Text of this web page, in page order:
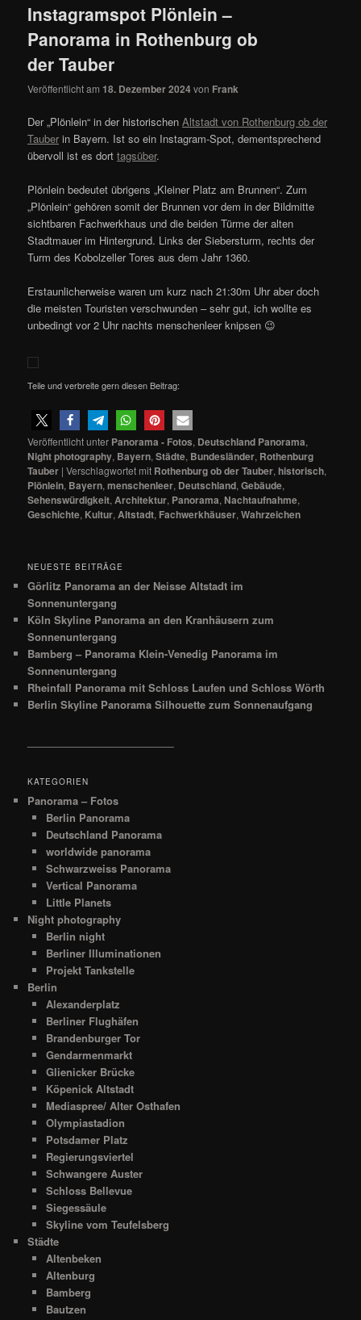
Instagramspot Plönlein –
Panorama in Rothenburg ob
der Tauber
Veröffentlicht am 18. Dezember 2024von Frank
Der „Plönlein“ in der historischenAltstadt von Rothenburg ob der
Tauber in Bayern. Ist so ein Instagram-Spot, dementsprechend
übervoll ist es dorttagsüber.
Plönlein bedeutet übrigens „Kleiner Platz am Brunnen“. Zum
„Plönlein“ gehören somit der Brunnen vor dem in der Bildmitte
sichtbaren Fachwerkhaus und die beiden Türme der alten
Stadtmauer im Hintergrund. Links der Siebersturm, rechts der
Turm des Kobolzeller Tores aus dem Jahr 1360.
Erstaunlicherweise waren um kurz nach 21:30m Uhr aber doch
die meisten Touristen verschwunden – sehr gut, ich wollte es
unbedingt vor 2 Uhr nachts menschenleer knipsen 😉
Teile und verbreite gern diesen Beitrag:
Veröffentlicht unter Panorama - Fotos, Deutschland Panorama,
Night photography, Bayern,Städte, Bundesländer, Rothenburg
Tauber |Verschlagwortet mit Rothenburg ob der Tauber,historisch,
Plönlein, Bayern,menschenleer, Deutschland,Gebäude,
Sehenswürdigkeit,Architektur, Panorama, Nachtaufnahme,
Geschichte, Kultur,Altstadt, Fachwerkhäuser,Wahrzeichen
NEUESTE BEITRÄGE
Görlitz Panorama an der Neisse Altstadt im
Sonnenuntergang
Köln Skyline Panorama an den Kranhäusern zum
Sonnenuntergang
Bamberg – Panorama Klein-Venedig Panorama im
Sonnenuntergang
Rheinfall Panorama mit Schloss Laufen und Schloss Wörth
Berlin Skyline Panorama Silhouette zum Sonnenaufgang
KATEGORIEN
Panorama – Fotos
Berlin Panorama
Deutschland Panorama
worldwide panorama
Schwarzweiss Panorama
Vertical Panorama
Little Planets
Night photography
Berlin night
Berliner Illuminationen
Projekt Tankstelle
Berlin
Alexanderplatz
Berliner Flughäfen
Brandenburger Tor
Gendarmenmarkt
Glienicker Brücke
Köpenick Altstadt
Mediaspree/ Alter Osthafen
Olympiastadion
Potsdamer Platz
Regierungsviertel
Schwangere Auster
Schloss Bellevue
Siegessäule
Skyline vom Teufelsberg
Städte
Altenbeken
Altenburg
Bamberg
Bautzen